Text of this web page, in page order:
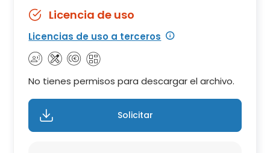
Licencia de uso
Licencias de uso a terceros
No tienes permisos para descargar el archivo.
Solicitar